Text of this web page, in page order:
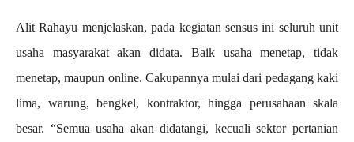
Alit Rahayu menjelaskan, pada kegiatan sensus ini seluruh unit
usaha masyarakat akan didata. Baik usaha menetap, tidak
menetap, maupun online. Cakupannya mulai dari pedagang kaki
lima, warung, bengkel, kontraktor, hingga perusahaan skala
besar. “Semua usaha akan didatangi, kecuali sektor pertanian